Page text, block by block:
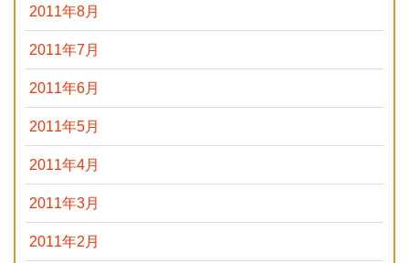
2011年8月
2011年7月
2011年6月
2011年5月
2011年4月
2011年3月
2011年2月